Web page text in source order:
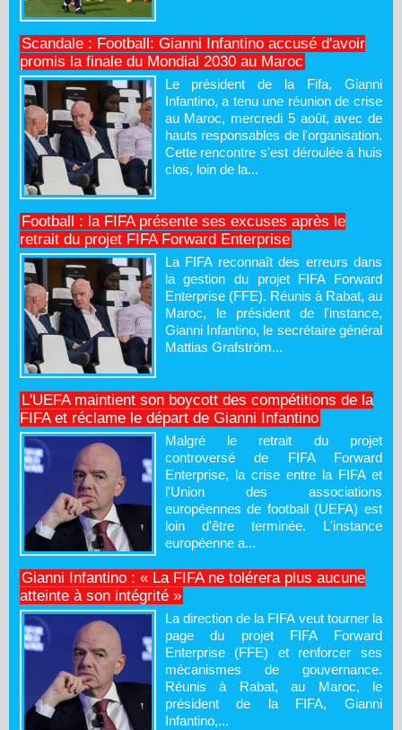
Scandale : Football: Gianni Infantino accusé d'avoir
promis la finale du Mondial 2030 au Maroc
Le président de la Fifa, Gianni
Infantino, a tenu une réunion de crise
au Maroc, mercredi 5 août, avec de
hauts responsables de l'organisation.
Cette rencontre s'est déroulée à huis
clos, loin de la...
Football : la FIFA présente ses excuses après le
retrait du projet FIFA Forward Enterprise
La FIFA reconnaît des erreurs dans
la gestion du projet FIFA Forward
Enterprise (FFE). Réunis à Rabat, au
Maroc, le président de l'instance,
Gianni Infantino, le secrétaire général
Mattias Grafström...
L'UEFA maintient son boycott des compétitions de la
FIFA et réclame le départ de Gianni Infantino
Malgré le retrait du projet
controversé de FIFA Forward
Enterprise, la crise entre la FIFA et
l'Union des associations
européennes de football (UEFA) est
loin d'être terminée. L'instance
européenne a...
Gianni Infantino : « La FIFA ne tolérera plus aucune
atteinte à son intégrité »
La direction de la FIFA veut tourner la
page du projet FIFA Forward
Enterprise (FFE) et renforcer ses
mécanismes de gouvernance.
Réunis à Rabat, au Maroc, le
président de la FIFA, Gianni
Infantino,...